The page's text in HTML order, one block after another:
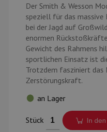
Der Smith & Wesson
speziell für das
bei der Jagd auf
enormen
Gewicht des Rahmens
sportlichen Einsatz ist
Trotzdem fasziniert
Zerstörungskraft.
an Lager
Stück In